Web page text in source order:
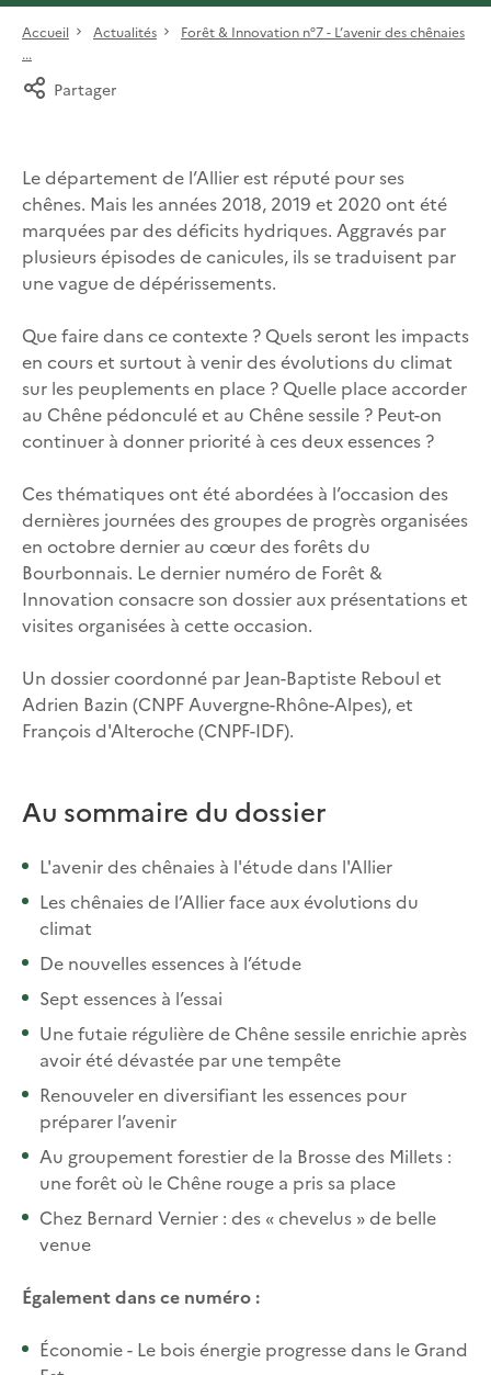
Accueil Actualités
Forêt & Innovation n°7 - L’avenir des chênaies
...
Partager
Le département de l’Allier est réputé pour ses
chênes. Mais les années 2018, 2019 et 2020 ont été
marquées par des déficits hydriques. Aggravés par
plusieurs épisodes de canicules, ils se traduisent par
une vague de dépérissements.
Que faire dans ce contexte ? Quels seront les impacts
en cours et surtout à venir des évolutions du climat
sur les peuplements en place ? Quelle place accorder
au Chêne pédonculé et au Chêne sessile ? Peut-on
continuer à donner priorité à ces deux essences ?
Ces thématiques ont été abordées à l’occasion des
dernières journées des groupes de progrès organisées
en octobre dernier au cœur des forêts du
Bourbonnais. Le dernier numéro de Forêt &
Innovation consacre son dossier aux présentations et
visites organisées à cette occasion.
Un dossier coordonné par Jean-Baptiste Reboul et
Adrien Bazin (CNPF Auvergne-Rhône-Alpes), et
François d'Alteroche (CNPF-IDF).
Au sommaire du dossier
L'avenir des chênaies à l'étude dans l'Allier
Les chênaies de l’Allier face aux évolutions du
climat
De nouvelles essences à l’étude
Sept essences à l’essai
Une futaie régulière de Chêne sessile enrichie après
avoir été dévastée par une tempête
Renouveler en diversifiant les essences pour
préparer l’avenir
Au groupement forestier de la Brosse des Millets :
une forêt où le Chêne rouge a pris sa place
Chez Bernard Vernier : des « chevelus » de belle
venue
Également dans ce numéro :
Économie - Le bois énergie progresse dans le Grand